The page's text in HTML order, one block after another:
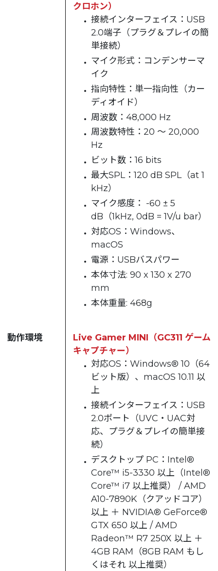
クロホン）
接続インターフェイス：USB
2.0端子（プラグ＆プレイの簡
単接続）
マイク形式：コンデンサーマ
イク
指向特性：単一指向性（カー
ディオイド）
周波数：48,000 Hz
周波数特性：20 ～ 20,000
Hz
ビット数：16 bits
最大SPL：120 dB SPL（at 1
kHz）
マイク感度： -60 ± 5
dB（1kHz, 0dB = 1V/u bar）
対応OS：Windows、
macOS
電源：USBバスパワー
本体寸法: 90 x 130 x 270
mm
本体重量: 468g
動作環境
Live Gamer MINI（GC311 ゲーム
キャプチャー）
対応OS：Windows® 10（64
ビット版）、macOS 10.11 以
上
接続インターフェイス：USB
2.0ポート（UVC・UAC対
応、プラグ＆プレイの簡単接
続）
デスクトップ PC：Intel®
Core™ i5-3330 以上（Intel®
Core™ i7 以上推奨） / AMD
A10-7890K（クアッドコア）
以上 ＋ NVIDIA® GeForce®
GTX 650 以上 / AMD
Radeon™ R7 250X 以上 ＋
4GB RAM（8GB RAM もし
くはそれ 以上推奨）